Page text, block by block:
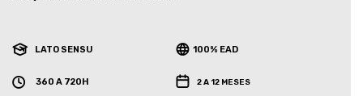
LATO SENSU 100% EAD
360 A 720H 2 A 12 MESES